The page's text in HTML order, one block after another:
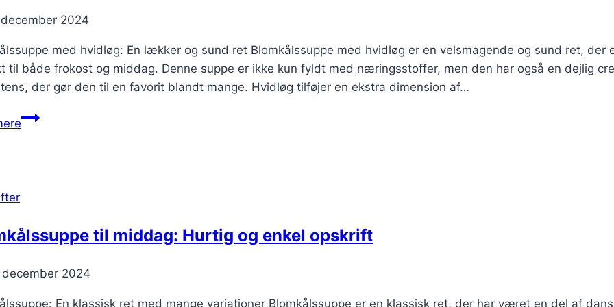
2024
med hvidløg: En lækker og sund ret Blomkålssuppe med hvidløg er en velsmagende og sund ret, der
til både frokost og middag. Denne suppe er ikke kun fyldt med næringsstoffer, men den har også en dejlig
der gør den til en favorit blandt mange. Hvidløg tilføjer en ekstra dimension af…
Blomkålssuppe
til middag: Hurtig og enkel opskrift
2024
En klassisk ret med mange variationer Blomkålssuppe er en klassisk ret, der har været en del af